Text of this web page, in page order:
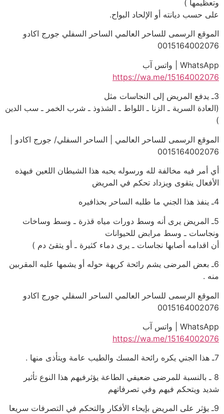
وتعظيمها )
على حسب ديانته أو الإلحاد البواح.
الموقع الرسمى للساحر العالمي الساحر السفلي جورج اكادو
0015164002076
WhatsApp | واتس آب
https://wa.me/15164002076
3ـ يدفع المريض إلى النجاسات مثل
(العادة السرية ـ الزنا ـ اللواط ـ الشذوذ ـ شرب الخمر ـ سب الدين
)
الموقع الرسمى للساحر العالمي | الساحر السفلي/ جورج اكادو |
0015164002076
أي أمر فيه مخالفة لله ورسوله يحبه هذا الشيطان اللعين فبهذه
الأفعال يتقوى ويزداد تحكم في المريض
4ـ ينفذ هذا الجني ما طلبه الساحر بحذافيره
5ـ المريض يرى أنه وسط دورات مياه قذرة ـ وسط وساخات
ونجاسات ـ وسط مرابض للحيوانات
أن اقدامه أصابها نجاسات ـ يرى دماء كثيرة ـ أو يتقئ دم )
6ـ بعض المرضى يشم رائحة كريهة حوله أو يشمها عليه المقربين
منه .
الموقع الرسمى للساحر العالمي الساحر السفلي جورج اكادو
0015164002076
WhatsApp | واتس آب
https://wa.me/15164002076
7ـ هذا الجني يكره رائحة المسك والطيب عامة ويتأذى منها .
8 ـ بالنسبة للمرضى ضعيفي الطاعة يؤثرفيهم هذا النوع تأثير
شديد ويتحكم فيهم وفي تصرفاتهم
9ـ يؤثر على المريض بإيحاء الأفكار والتحكم في التصرفات سريعا